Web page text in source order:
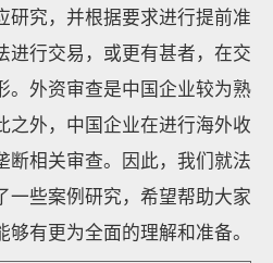
研究，并根据要求进行提前准
进行交易，或更有甚者，在交
。外资审查是中国企业较为熟
之外，中国企业在进行海外收
断相关审查。因此，我们就法
一些案例研究，希望帮助大家
有更为全面的理解和准备。